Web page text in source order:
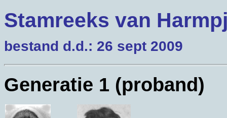
Stamreeks van
bestand d.d.: 26 sept 2009
Generatie 1 (proband)